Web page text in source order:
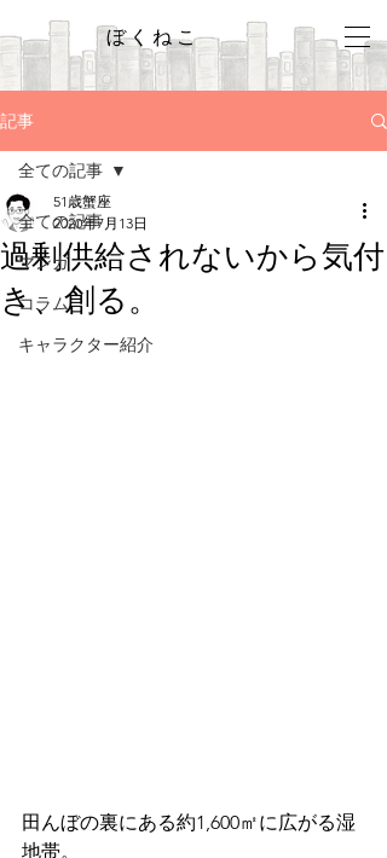
ぼくねこ
記事
全ての記事
マンガ
コラム
キャラクター紹介
全ての記事
過剰供給されないから気付
き、創る。
51歳蟹座
2020年7月13日
田んぼの裏にある約1,600㎡に広がる湿
地帯。